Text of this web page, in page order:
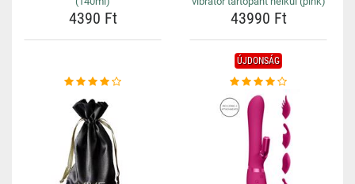
4390 Ft 43990 Ft
ÚJDONSÁG